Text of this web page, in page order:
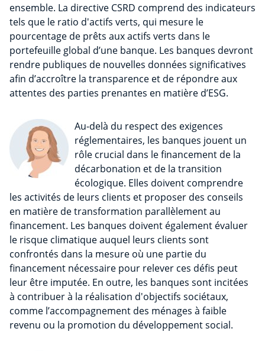
ensemble. La directive CSRD comprend des indicateurs
tels que le ratio d'actifs verts, qui mesure le
pourcentage de prêts aux actifs verts dans le
portefeuille global d’une banque. Les banques devront
rendre publiques de nouvelles données significatives
afin d’accroître la transparence et de répondre aux
attentes des parties prenantes en matière d’ESG.
Au-delà du respect des exigences
réglementaires, les banques jouent un
rôle crucial dans le financement de la
décarbonation et de la transition
écologique. Elles doivent comprendre
les activités de leurs clients et proposer des conseils
en matière de transformation parallèlement au
financement. Les banques doivent également évaluer
le risque climatique auquel leurs clients sont
confrontés dans la mesure où une partie du
financement nécessaire pour relever ces défis peut
leur être imputée. En outre, les banques sont incitées
à contribuer à la réalisation d'objectifs sociétaux,
comme l’accompagnement des ménages à faible
revenu ou la promotion du développement social.